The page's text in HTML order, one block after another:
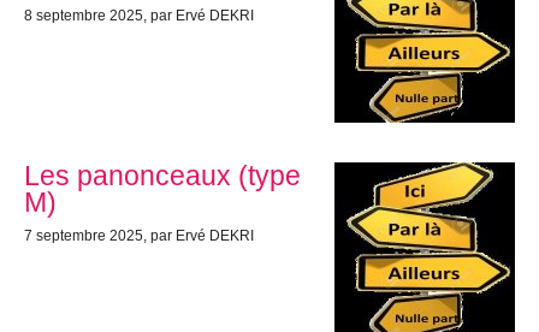
8 septembre 2025, par Ervé DEKRI
Les panonceaux (type
M)
7 septembre 2025 , par Ervé DEKRI